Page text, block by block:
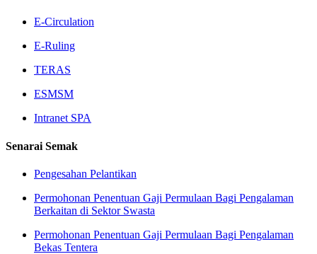
E-Circulation
E-Ruling
TERAS
ESMSM
Intranet SPA
Senarai Semak
Pengesahan Pelantikan
Permohonan Penentuan Gaji Permulaan Bagi Pengalaman
Berkaitan di Sektor Swasta
Permohonan Penentuan Gaji Permulaan Bagi Pengalaman
Bekas Tentera